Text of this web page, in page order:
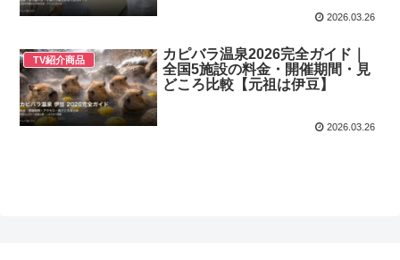
2026.03.26
TV紹介商品
カピバラ温泉2026完全ガイド｜
全国5施設の料金・開催期間・見
どころ比較【元祖は伊豆】
2026.03.26